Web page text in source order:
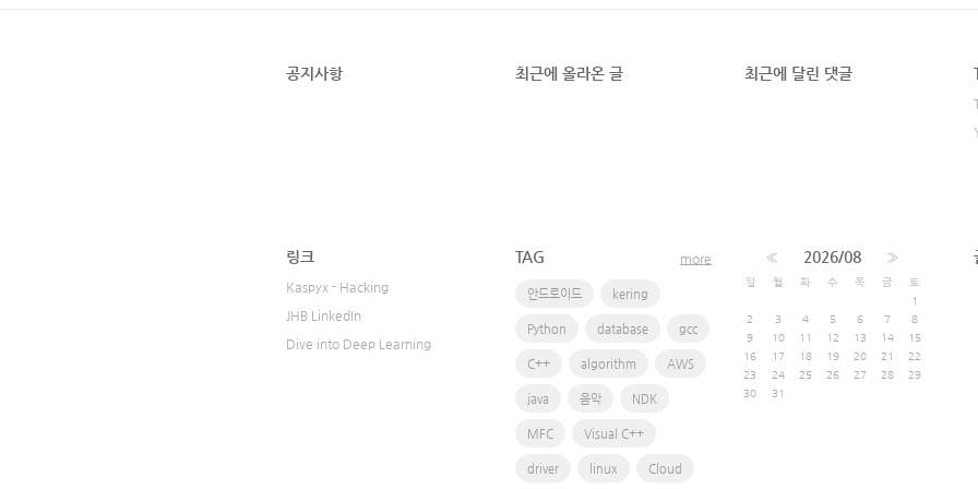
공지사항 최근에 올라온 글 최근에 달린 댓글
링크
Kaspyx - Hacking
JHB LinkedIn
Dive into Deep Learning
TAG
안드로이드 kering
Python database gcc
C++ algorithm AWS
java 음악 NDK
MFC Visual C++
driver linux Cloud
more « 2026/08 »
일 월 화 수 목 금
토
1
2
3 4 5 6 7
8
9
10 11 12 13 14
15
16
17 18 19 20 21
22
23
24 25 26 27 28
29
30
31